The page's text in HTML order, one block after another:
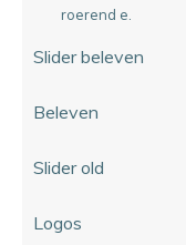
roerend e.
Slider beleven
Beleven
Slider old
Logos